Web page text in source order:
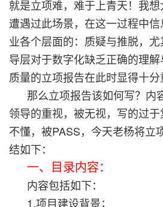
就是立项难，难于上青天！我
遭遇过此场景，在这一过程中
业各个层面的：质疑与推脱，
导层对于数字化缺乏正确的理
质量的立项报告在此时显得十分
那么立项报告该如何写？内
领导的重视，被无视，写的过
不懂，被PASS，今天老杨将立
结如下：
一、目录内容：
内容包括如下：
1.项目建设背景；